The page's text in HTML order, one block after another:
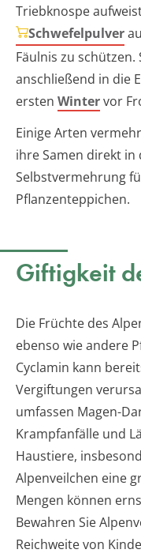
Triebknospe
Schwefelpulver
Fäulnis zu
anschließend in die
ersten Wintervor
Einige Arten
ihre Samen direkt in
Selbstvermehrung
Pflanzenteppichen.
Giftigkeit
Die Früchte des
ebenso wie andere
Cyclamin kann
Vergiftungen
umfassen Magen-
Krampfanfälle und
Haustiere,
Alpenveilchen eine
Mengen können
Bewahren Sie
Reichweite von